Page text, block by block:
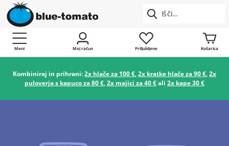
Meni Moj račun Priljubljene Košarica
Kombiniraj in prihrani:2x hlače za 100 €,2x kratke hlače za 90 €,2x
puloverja s kapuco za 80 €,2x majici za 40 €ali 2x kape 30 €